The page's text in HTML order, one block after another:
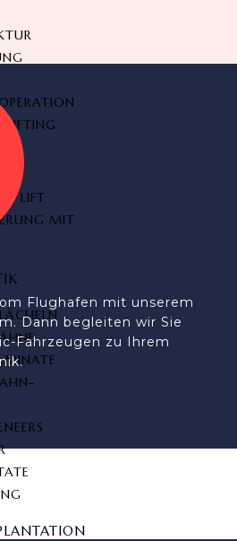
LIFT
MIT E
Flughafen mit unserem
Dann begleiten wir Sie
Fahrzeugen zu Ihrem